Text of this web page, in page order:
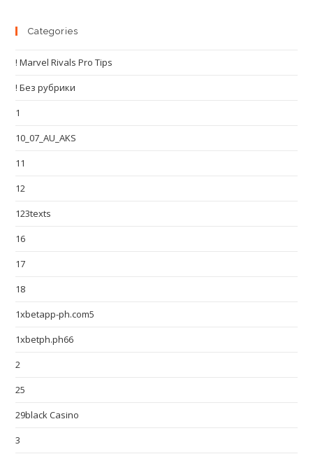
Categories
! Marvel Rivals Pro Tips
! Без рубрики
1
10_07_AU_AKS
11
12
123texts
16
17
18
1xbetapp-ph.com5
1xbetph.ph66
2
25
29black Casino
3